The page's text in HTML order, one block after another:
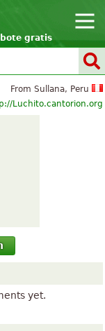
gratis
From Sullana, Peru
Luchito.cantorion.org
yet.